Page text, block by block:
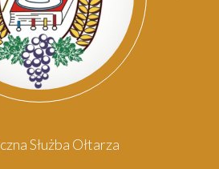
Służba Ołtarza